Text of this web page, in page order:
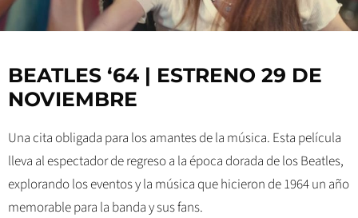
BEATLES ‘64 | ESTRENO 29 DE
NOVIEMBRE
Una cita obligada para los amantes de la música. Esta película
lleva al espectador de regreso a la época dorada de los Beatles,
explorando los eventos y la música que hicieron de 1964 un año
memorable para la banda y sus fans.